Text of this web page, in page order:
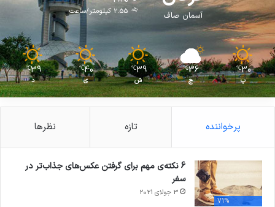
آسمان صاف
2.55 کیلومتر/ساعت
30
℃
پ
36
℃
ج
39
℃
ش
40
℃
ی
39
℃
د
پرخواننده تازه نظرها
71%
6 نکته‌ی مهم برای گرفتن عکس‌های جذاب‌تر در
سفر
3 جولای 2021